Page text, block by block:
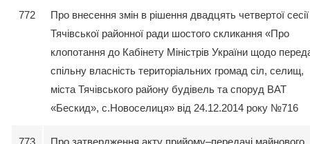
772
Про внесення змін в рішення двадцять четвертої сесії
Тячівської районної ради шостого скликання «Про
клопотання до Кабінету Міністрів України щодо
спільну власність територіальних громад сіл, селищ,
міста Тячівського району будівель та споруд ВАТ
«Бескид», с.Новоселиця» від 24.12.2014 року №716
773
Про затвердження акту прийому–передачі майнового